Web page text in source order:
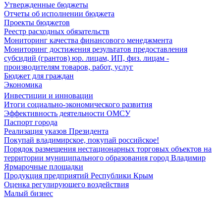
Утвержденные бюджеты
Отчеты об исполнении бюджета
Проекты бюджетов
Реестр расходных обязательств
Мониторинг качества финансового менеджмента
Мониторинг достижения результатов предоставления
субсидий (грантов) юр. лицам, ИП, физ. лицам -
производителям товаров, работ, услуг
Бюджет для граждан
Экономика
Инвестиции и инновации
Итоги социально-экономического развития
Эффективность деятельности ОМСУ
Паспорт города
Реализация указов Президента
Покупай владимирское, покупай российское!
Порядок размещения нестационарных торговых объектов на
территории муниципального образования город Владимир
Ярмарочные площадки
Продукция предприятий Республики Крым
Оценка регулирующего воздействия
Малый бизнес